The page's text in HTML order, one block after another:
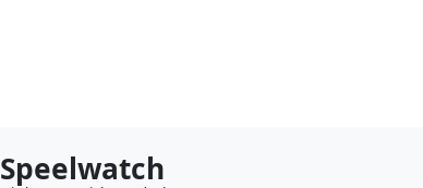
Speelwatch